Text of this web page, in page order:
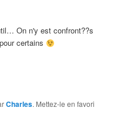
On n'y est confront??s
certains
Charles. Mettez-le en favori